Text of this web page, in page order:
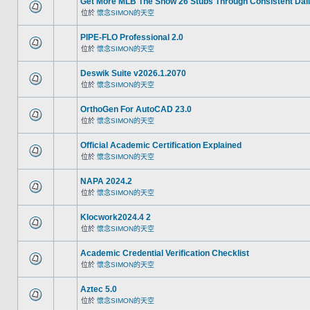
位於 懷念SIMON的天空
PIPE-FLO Professional 2.0
位於 懷念SIMON的天空
Deswik Suite v2026.1.2070
位於 懷念SIMON的天空
OrthoGen For AutoCAD 23.0
位於 懷念SIMON的天空
Official Academic Certification Explained
位於 懷念SIMON的天空
NAPA 2024.2
位於 懷念SIMON的天空
Klocwork2024.4 2
位於 懷念SIMON的天空
Academic Credential Verification Checklist
位於 懷念SIMON的天空
Aztec 5.0
位於 懷念SIMON的天空